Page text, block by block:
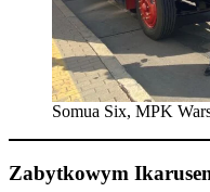
Somua Six, MPK
Zabytkowym